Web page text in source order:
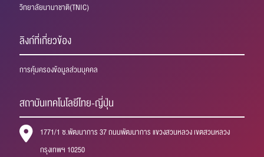
วิทยาลัยนานาชาติ(TNIC)
ลิงก์ที่เกี่ยวข้อง
การคุ้มครองข้อมูลส่วนบุคคล
สถาบันเทคโนโลยีไทย-ญี่ปุ่น
1771/1 ซ.พัฒนาการ 37 ถนนพัฒนาการ แขวงสวนหลวง เขตสวนหลวง
กรุงเทพฯ 10250